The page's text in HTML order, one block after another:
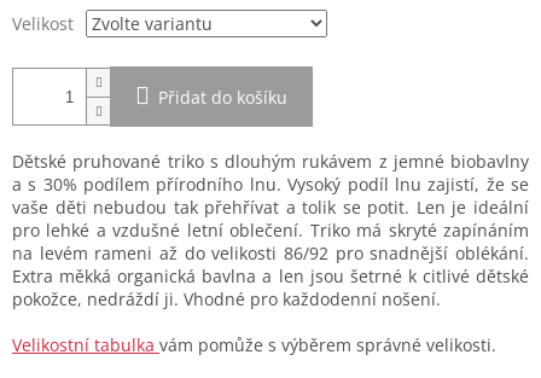
Velikost
Přidat do košíku
Dětské pruhované triko s dlouhým rukávem z jemné biobavlny
a s 30% podílem přírodního lnu. Vysoký podíl lnu zajistí, že se
vaše děti nebudou tak přehřívat a tolik se potit. Len je ideální
pro lehké a vzdušné letní oblečení. Triko má skryté zapínáním
na levém rameni až do velikosti 86/92 pro snadnější oblékání.
Extra měkká organická bavlna a len jsou šetrné k citlivé dětské
pokožce, nedráždí ji. Vhodné pro každodenní nošení.
Velikostní tabulka vám pomůže s výběrem správné velikosti.